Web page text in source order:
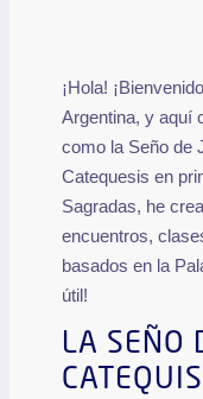
¡Hola!
Argentina, y aquí
como la Seño de
Catequesis en
Sagradas, he
encuentros,
basados en la
útil!
LA SEÑO